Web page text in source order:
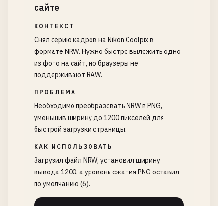
сайте
КОНТЕКСТ
Снял серию кадров на Nikon Coolpix в
формате NRW. Нужно быстро выложить одно
из фото на сайт, но браузеры не
поддерживают RAW.
ПРОБЛЕМА
Необходимо преобразовать NRW в PNG,
уменьшив ширину до 1200 пикселей для
быстрой загрузки страницы.
КАК ИСПОЛЬЗОВАТЬ
Загрузил файл NRW, установил ширину
вывода 1200, а уровень сжатия PNG оставил
по умолчанию (6).